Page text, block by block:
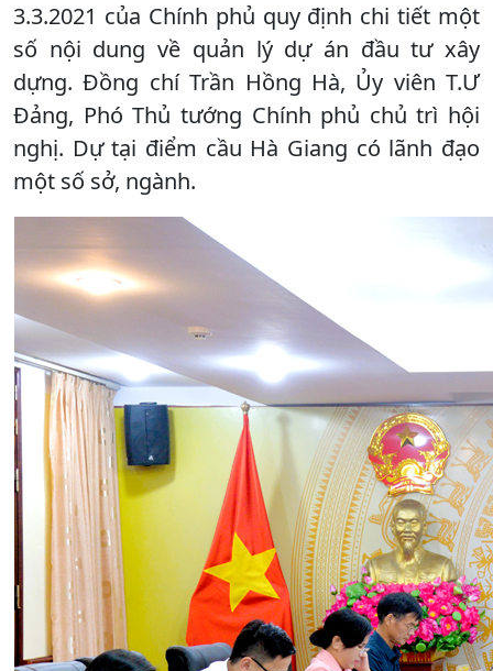
3.3.2021 của Chính phủ quy định chi tiết một
số nội dung về quản lý dự án đầu tư xây
dựng. Đồng chí Trần Hồng Hà, Ủy viên T.Ư
Đảng, Phó Thủ tướng Chính phủ chủ trì hội
nghị. Dự tại điểm cầu Hà Giang có lãnh đạo
một số sở, ngành.